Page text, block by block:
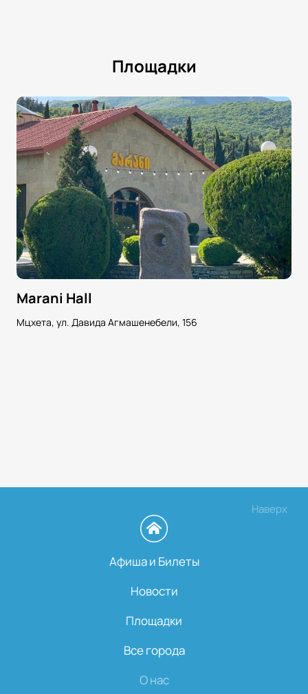
Площадки
Marani Hall
Мцхета, ул. Давида Агмашенебели, 156
Наверх
Афиша и Билеты
Новости
Площадки
Все города
О нас